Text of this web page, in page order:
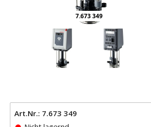
7.673 349
Art.Nr.: 7.673 349